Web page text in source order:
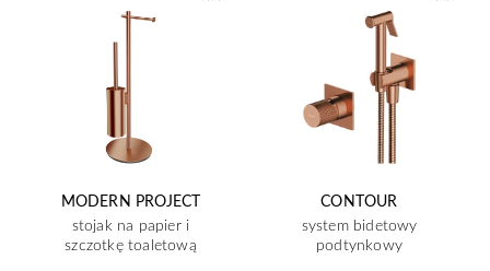
MODERN PROJECT
stojak na papier i
szczotkę toaletową
CONTOUR
system bidetowy
podtynkowy